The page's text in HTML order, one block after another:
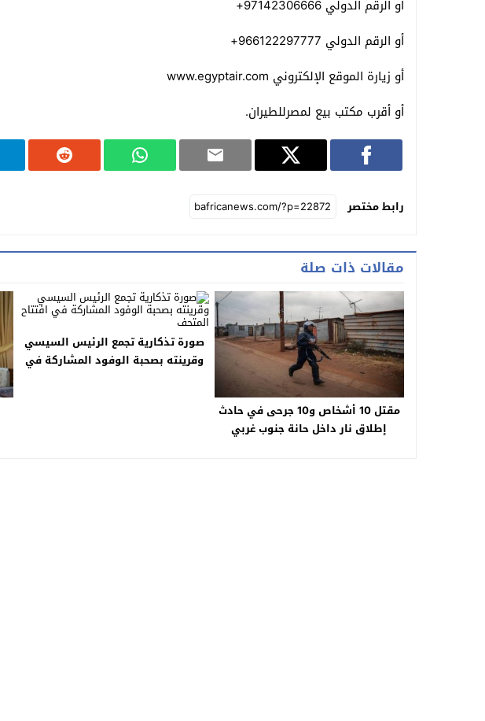
أو الرقم الدولي 97142306666+
أو الرقم الدولي 966122297777+
أو زيارة الموقع الإلكتروني www.egyptair.com
أو أقرب مكتب بيع لمصرللطيران.
رابط مختصر
مقالات ذات صلة
مقتل 10 أشخاص و10 جرحى في حادث
إطلاق نار داخل حانة جنوب غربي
صورة تذكارية تجمع الرئيس السيسي
وقرينته بصحبة الوفود المشاركة في